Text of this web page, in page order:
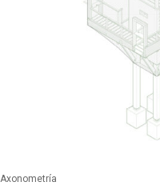
Axonometría